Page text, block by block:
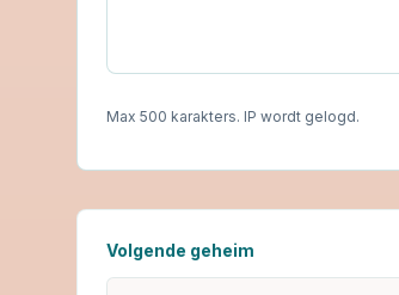
Max 500 karakters. IP wordt gelogd.
Volgende geheim